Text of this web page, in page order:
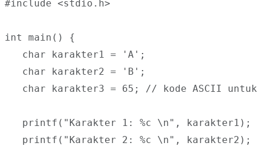
#include <stdio.h>
int main() {
   char karakter1 = 'A';
   char karakter2 = 'B';
char karakter3 = 65; // kode ASCII untuk
   printf("Karakter 1: %c \n", karakter1);
   printf("Karakter 2: %c \n", karakter2);